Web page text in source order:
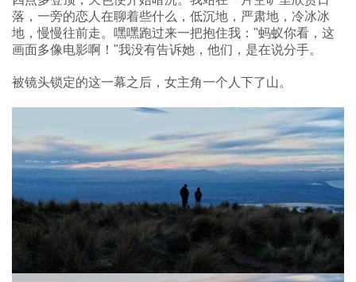
落，一旁的恋人在聊着些什么，低沉地，严肃地，冷冰冰
地，慢慢往前走。嘿嘿跑过来一把抱住我："蚂蚁你看，这
画面多像电影啊！"我没有告诉她，他们，是在说分手。
被镜头锁定的这一幕之后，女主角一个人下了山。